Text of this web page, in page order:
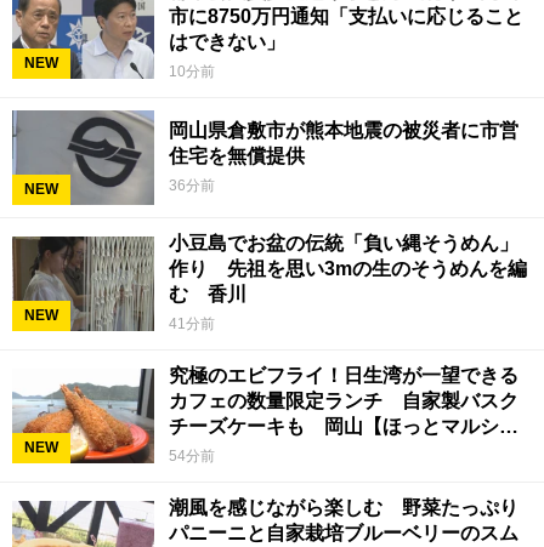
NEW
市に8750万円通知「支払いに応じること
はできない」
10分前
NEW
岡山県倉敷市が熊本地震の被災者に市営
住宅を無償提供
36分前
NEW
小豆島でお盆の伝統「負い縄そうめん」
作り 先祖を思い3mの生のそうめんを編
む 香川
41分前
NEW
究極のエビフライ！日生湾が一望できる
カフェの数量限定ランチ 自家製バスク
チーズケーキも 岡山【ほっとマルシ
ェ】
54分前
潮風を感じながら楽しむ 野菜たっぷり
パニーニと自家栽培ブルーベリーのスム